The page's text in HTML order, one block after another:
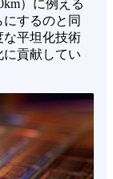
）に例える
するのと同
な平坦化技術
貢献してい